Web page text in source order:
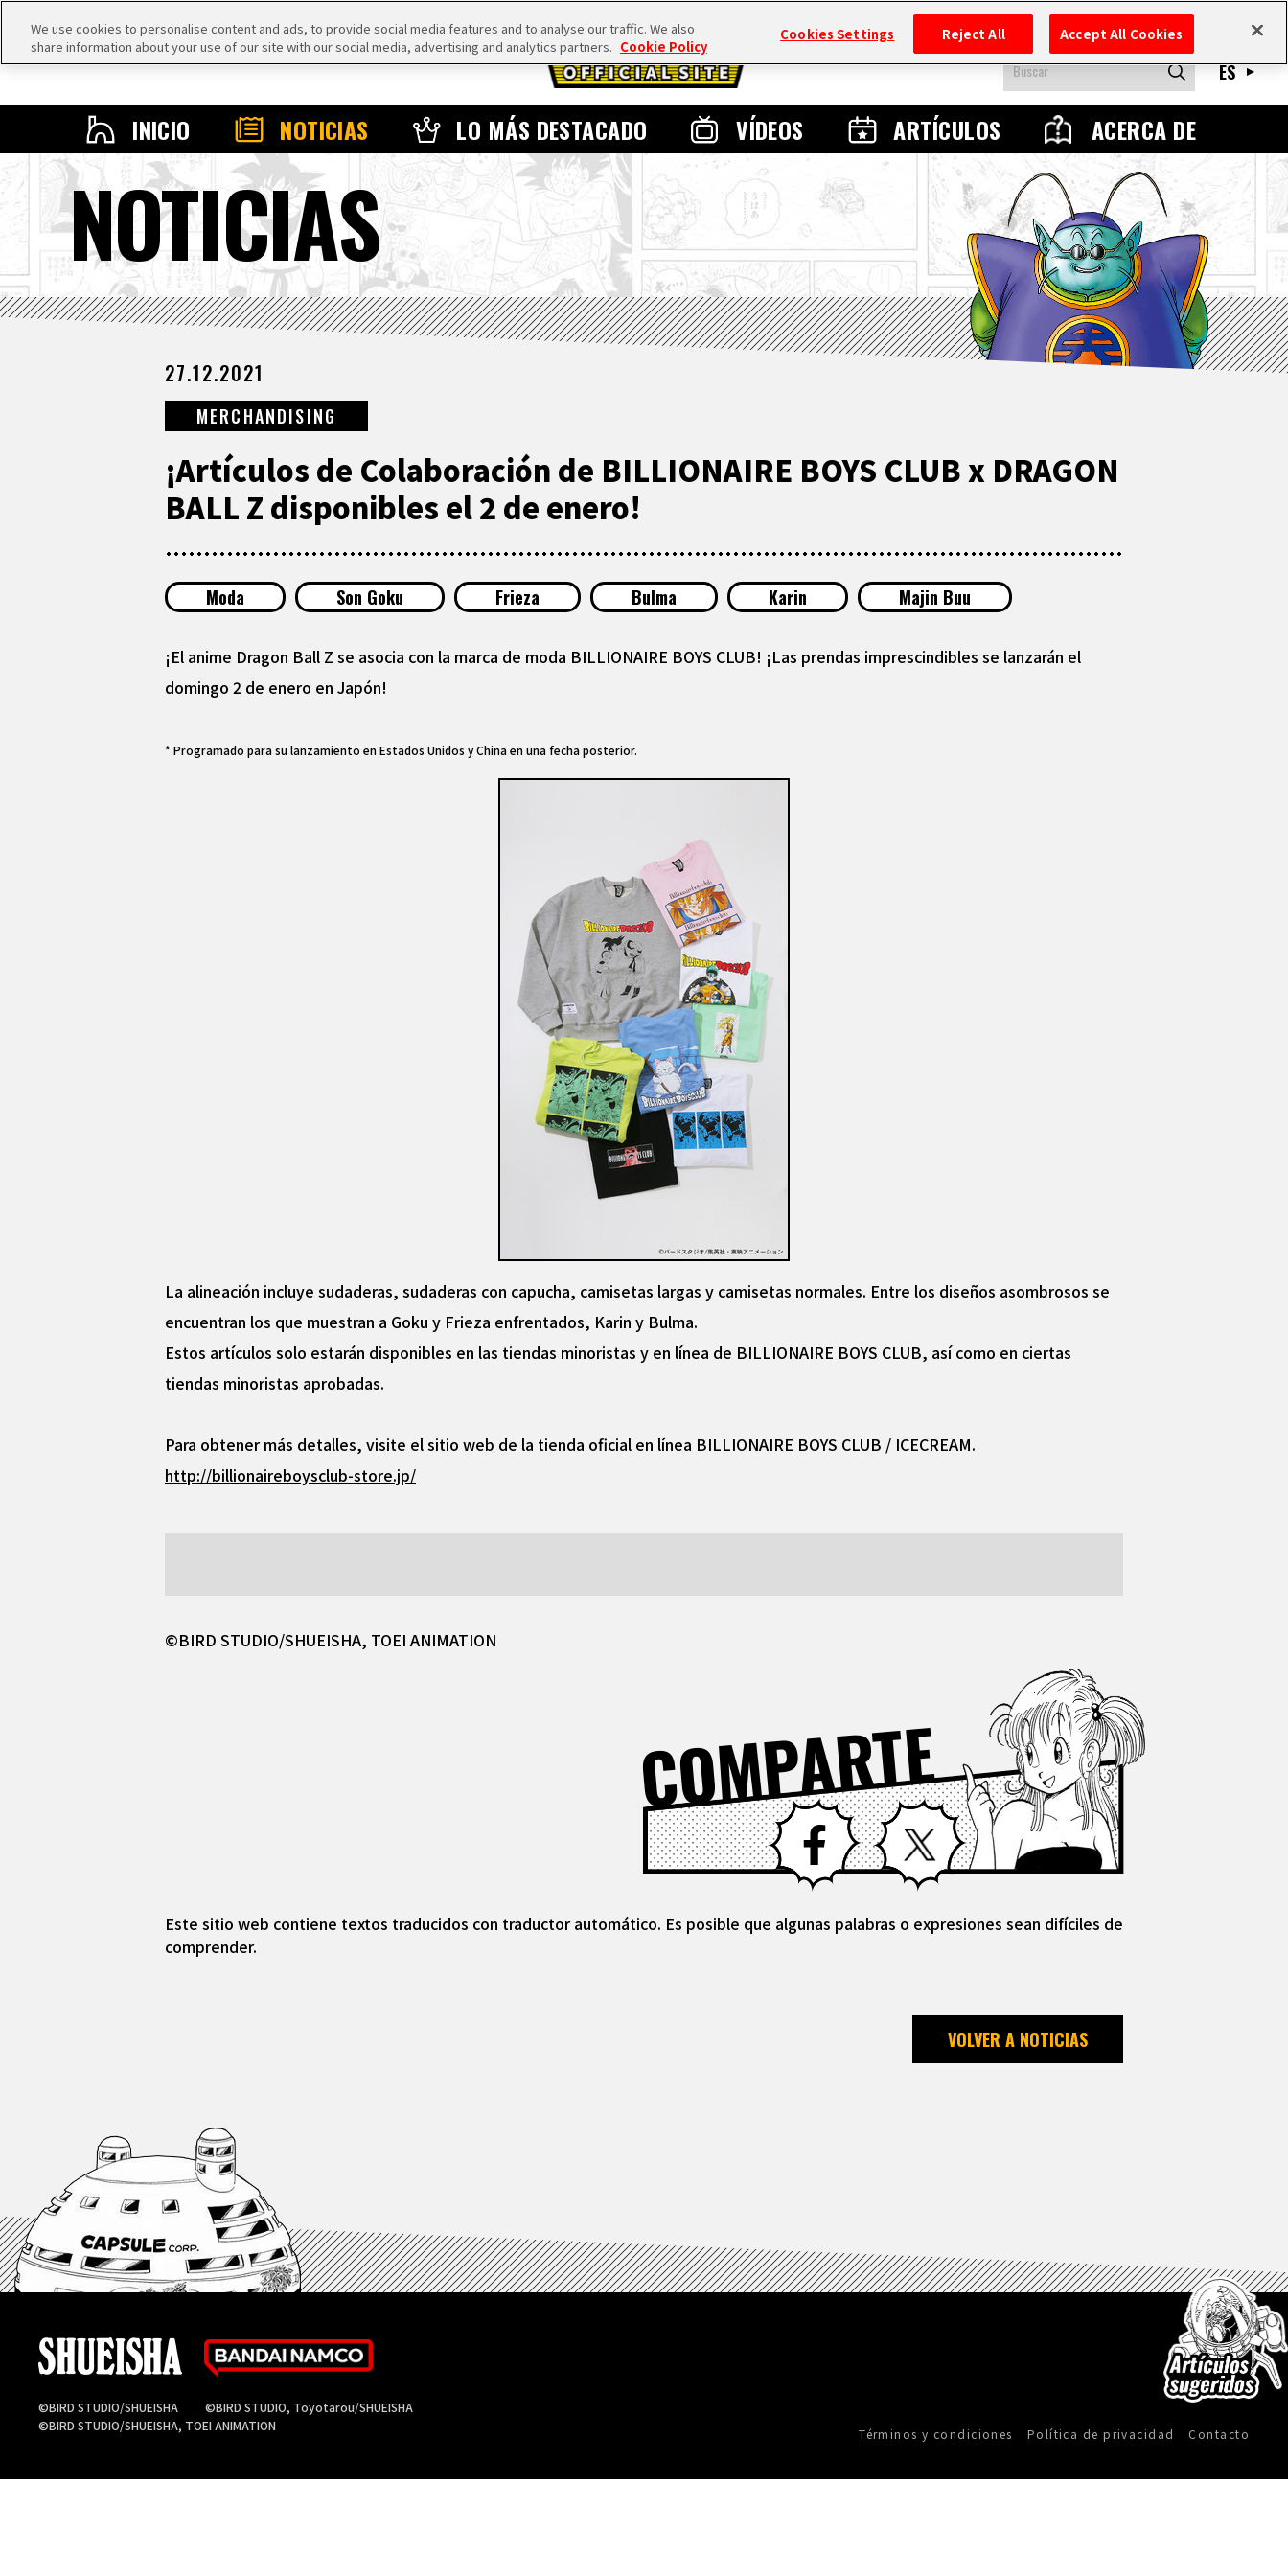
INICIO NOTICIAS LO MÁS DESTACADO VÍDEOS ARTÍCULOS ACERCA DE
ES
NOTICIAS
27.12.2021
MERCHANDISING
¡Artículos de Colaboración de BILLIONAIRE BOYS CLUB x DRAGON
BALL Z disponibles el 2 de enero!
Moda Son Goku Frieza Bulma Karin Majin Buu
¡El anime Dragon Ball Z se asocia con la marca de moda BILLIONAIRE BOYS CLUB! ¡Las prendas imprescindibles se lanzarán el
domingo 2 de enero en Japón!
* Programado para su lanzamiento en Estados Unidos y China en una fecha posterior.
La alineación incluye sudaderas, sudaderas con capucha, camisetas largas y camisetas normales. Entre los diseños asombrosos se
encuentran los que muestran a Goku y Frieza enfrentados, Karin y Bulma.
Estos artículos solo estarán disponibles en las tiendas minoristas y en línea de BILLIONAIRE BOYS CLUB, así como en ciertas
tiendas minoristas aprobadas.
Para obtener más detalles, visite el sitio web de la tienda oficial en línea BILLIONAIRE BOYS CLUB / ICECREAM.
http://billionaireboysclub-store.jp/
©BIRD STUDIO/SHUEISHA, TOEI ANIMATION
COMPARTE
Facebook X
Este sitio web contiene textos traducidos con traductor automático. Es posible que algunas palabras o expresiones sean difíciles de
comprender.
VOLVER A NOTICIAS
©BIRD STUDIO/SHUEISHA
©BIRD STUDIO, Toyotarou/SHUEISHA
©BIRD STUDIO/SHUEISHA, TOEI ANIMATION
Términos y condiciones Política de privacidad Contacto
We use cookies to personalise content and ads, to provide social media features and to analyse our traffic. We also
share information about your use of our site with our social media, advertising and analytics partners. Cookie Policy
Cookies Settings Reject All Accept All Cookies